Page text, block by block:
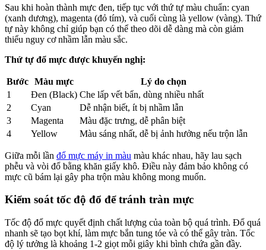
Sau khi hoàn thành mực đen, tiếp tục với thứ tự màu chuẩn: cyan
(xanh dương), magenta (đỏ tím), và cuối cùng là yellow (vàng). Thứ
tự này không chỉ giúp bạn có thể theo dõi dễ dàng mà còn giảm
thiểu nguy cơ nhầm lẫn màu sắc.
Thứ tự đổ mực được khuyến nghị:
Bước Màu mực
Lý do chọn
1
Đen (Black) Che lấp vết bẩn, dùng nhiều nhất
2
Cyan
Dễ nhận biết, ít bị nhầm lẫn
3
Magenta
Màu đặc trưng, dễ phân biệt
4
Yellow Màu sáng nhất, dễ bị ảnh hưởng nếu trộn lẫn
Giữa mỗi lần đổ mực máy in màu màu khác nhau, hãy lau sạch
phễu và vòi đổ bằng khăn giấy khô. Điều này đảm bảo không có
mực cũ bám lại gây pha trộn màu không mong muốn.
Kiểm soát tốc độ đổ để tránh tràn mực
Tốc độ đổ mực quyết định chất lượng của toàn bộ quá trình. Đổ quá
nhanh sẽ tạo bọt khí, làm mực bắn tung tóe và có thể gây tràn. Tốc
độ lý tưởng là khoảng 1-2 giọt mỗi giây khi bình chứa gần đầy.